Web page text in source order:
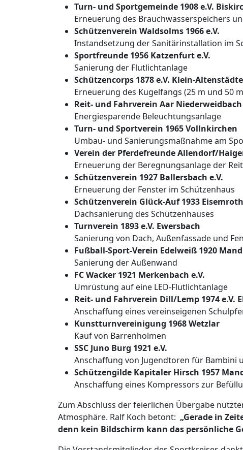
Turn- und Sportgemeinde 1908 e.V.
Erneuerung des Brauchwasserspeichers
Schützenverein Waldsolms 1966 e.V.
Instandsetzung der Sanitärinstallation im
Sportfreunde 1956 Katzenfurt e.V.
Sanierung der Flutlichtanlage
Schützencorps 1878 e.V. Klein-
Erneuerung des Kugelfangs (25 m und 50
Reit- und Fahrverein Aar Niederweidbach
Energiesparende Beleuchtungsanlage
Turn- und Sportverein 1965 Vollnkirchen
Umbau- und Sanierungsmaßnahme am
Verein der Pferdefreunde Allendorf/
Erneuerung der Beregnungsanlage der
Schützenverein 1927 Ballersbach e.V.
Erneuerung der Fenster im Schützenhaus
Schützenverein Glück-Auf 1933 Eisemroth
Dachsanierung des Schützenhauses
Turnverein 1893 e.V. Ewersbach
Sanierung von Dach, Außenfassade und
Fußball-Sport-Verein Edelweiß 1920
Sanierung der Außenwand
FC Wacker 1921 Merkenbach e.V.
Umrüstung auf eine LED-Flutlichtanlage
Reit- und Fahrverein Dill/Lemp 1974 e.V.
Anschaffung eines vereinseigenen
Kunstturnvereinigung 1968 Wetzlar
Kauf von Barrenholmen
SSC Juno Burg 1921 e.V.
Anschaffung von Jugendtoren für Bambini
Schützengilde Kapitaler Hirsch 1957
Anschaffung eines Kompressors zur
Zum Abschluss der feierlichen Übergabe
Atmosphäre. Ralf Koch betont: „Gerade in
denn kein Bildschirm kann das persönliche